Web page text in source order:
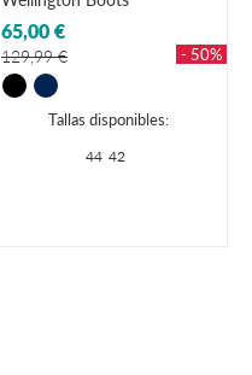
65,00 €
129,99 € - 50%
Tallas disponibles:
44 42